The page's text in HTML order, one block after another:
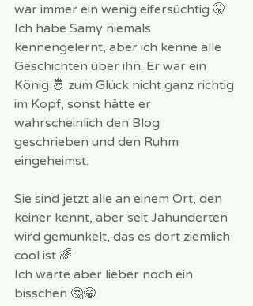
war immer ein wenig eifersüchtig 🤫
Ich habe Samy niemals
kennengelernt, aber ich kenne alle
Geschichten über ihn. Er war ein
König 🤴 zum Glück nicht ganz richtig
im Kopf, sonst hätte er
wahrscheinlich den Blog
geschrieben und den Ruhm
eingeheimst.
Sie sind jetzt alle an einem Ort, den
keiner kennt, aber seit Jahunderten
wird gemunkelt, das es dort ziemlich
cool ist 🌈
Ich warte aber lieber noch ein
bisschen 🤔😁